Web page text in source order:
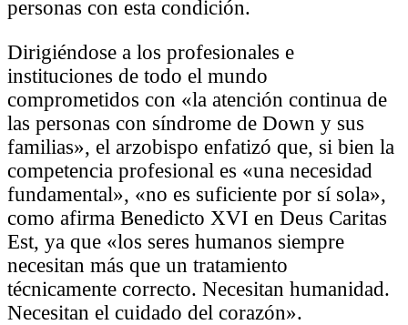
personas con esta condición.
Dirigiéndose a los profesionales e
instituciones de todo el mundo
comprometidos con «la atención continua de
las personas con síndrome de Down y sus
familias», el arzobispo enfatizó que, si bien la
competencia profesional es «una necesidad
fundamental», «no es suficiente por sí sola»,
como afirma Benedicto XVI en Deus Caritas
Est, ya que «los seres humanos siempre
necesitan más que un tratamiento
técnicamente correcto. Necesitan humanidad.
Necesitan el cuidado del corazón».